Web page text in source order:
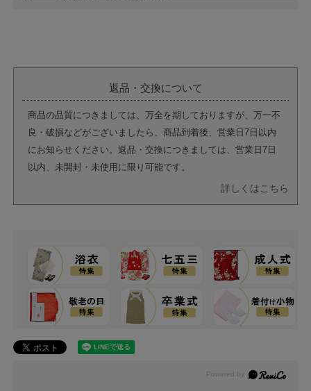
返品・交換について
商品の品質につきましては、万全を期しておりますが、万一不
良・破損などがございましたら、商品到着後、営業日7日以内
にお知らせください。返品・交換につきましては、営業日7日
以内、未開封・未使用に限り可能です。
詳しくはこちら